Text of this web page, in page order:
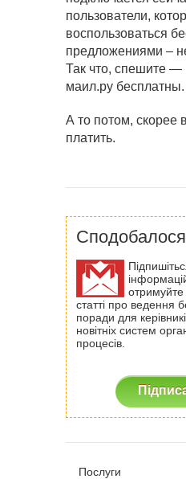
пользователи,
воспользоваться
предложениями –
Так что, спешите —
маил.ру бесплатны.
А то потом, скорее
платить.
отримуйте
статті про ведення
поради для
новітніх систем
процесів.
Послуги